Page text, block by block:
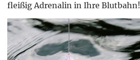
fleißig Adrenalin in Ihre Blutbahn!